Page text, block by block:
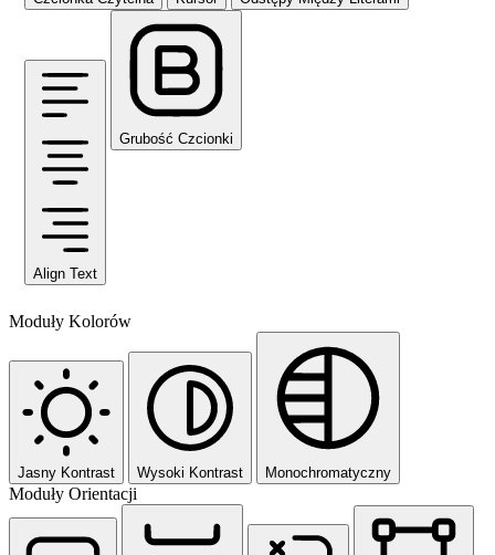
Align Text
Grubość Czcionki
Moduły Kolorów
Jasny Kontrast Wysoki Kontrast Monochromatyczny
Moduły Orientacji